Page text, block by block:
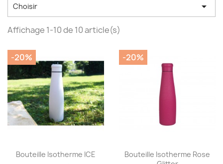
Choisir 
Affichage 1-10 de 10 article(s)
Aperçu rapide
Bouteille Isotherme ICE
-20%
Aperçu rapide
Bouteille Isotherme Rose
-20%